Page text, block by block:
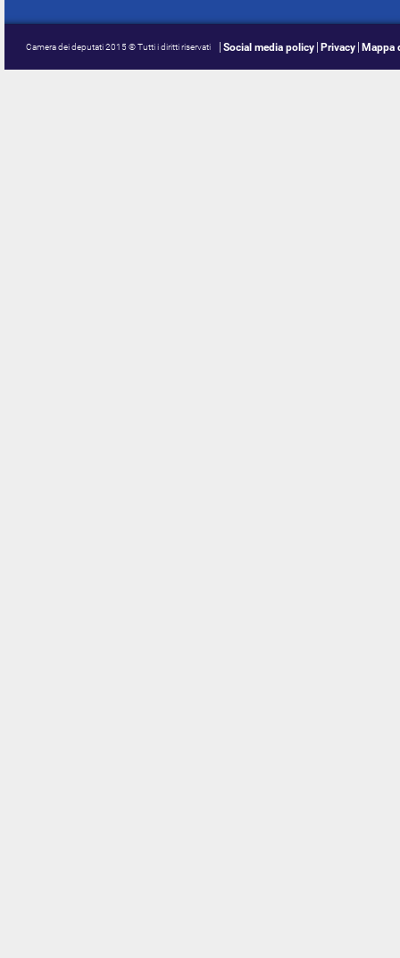
Camera dei deputati 2015 © Tutti i diritti riservati Social media policy Privacy Mappa